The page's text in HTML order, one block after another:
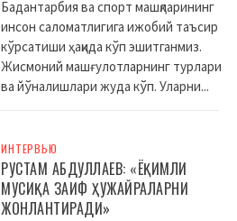
Бадантарбия ва спорт машқларининг
инсон саломатлигига ижобий таъсир
кўрсатиши ҳақида кўп эшитганмиз.
Жисмоний машғулотларнинг турлари
ва йўналишлари жуда кўп. Уларни...
ИНТЕРВЬЮ
РУСТАМ АБДУЛЛАЕВ: «ЁҚИМЛИ
МУСИҚА ЗАИФ ҲУЖАЙРАЛАРНИ
ЖОНЛАНТИРАДИ»